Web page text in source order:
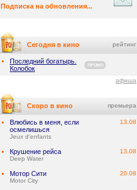
Подписка на обновления...
Сегодня в кино рейтинг
Последний богатырь.
Колобок
ПРОМО
афиша
Скоро в кино премьера
Влюбись в меня, если
осмелишься
Jeux d'enfants
13.08
Крушение рейса
Deep Water
13.08
Мотор Сити
Motor City
20.08